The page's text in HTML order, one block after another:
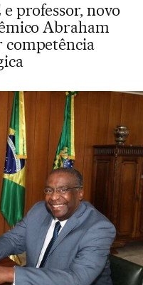
professor, novo
Abraham
competência